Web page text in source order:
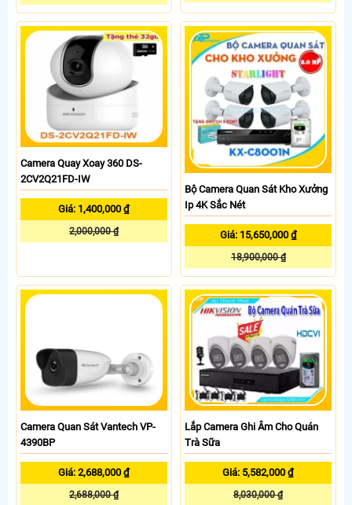
Camera Quay Xoay 360 DS-
2CV2Q21FD-IW
Giá: 1,400,000 ₫
2,000,000 ₫
Bộ Camera Quan Sát Kho Xưởng
Ip 4K Sắc Nét
Giá: 15,650,000 ₫
18,900,000 ₫
Camera Quan Sát Vantech VP-
4390BP
Giá: 2,688,000 ₫
2,688,000 ₫
Lắp Camera Ghi Âm Cho Quán
Trà Sữa
Giá: 5,582,000 ₫
8,030,000 ₫